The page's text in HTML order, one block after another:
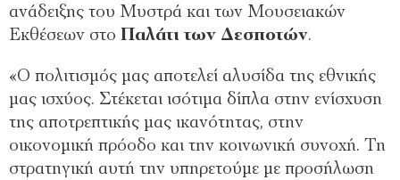
ανάδειξης του Μυστρά και των Μουσειακών
Εκθέσεων στο Παλάτι των Δεσποτών.
«Ο πολιτισμός μας αποτελεί αλυσίδα της εθνικής
μας ισχύος. Στέκεται ισότιμα δίπλα στην ενίσχυση
της αποτρεπτικής μας ικανότητας, στην
οικονομική πρόοδο και την κοινωνική συνοχή. Τη
στρατηγική αυτή την υπηρετούμε με προσήλωση